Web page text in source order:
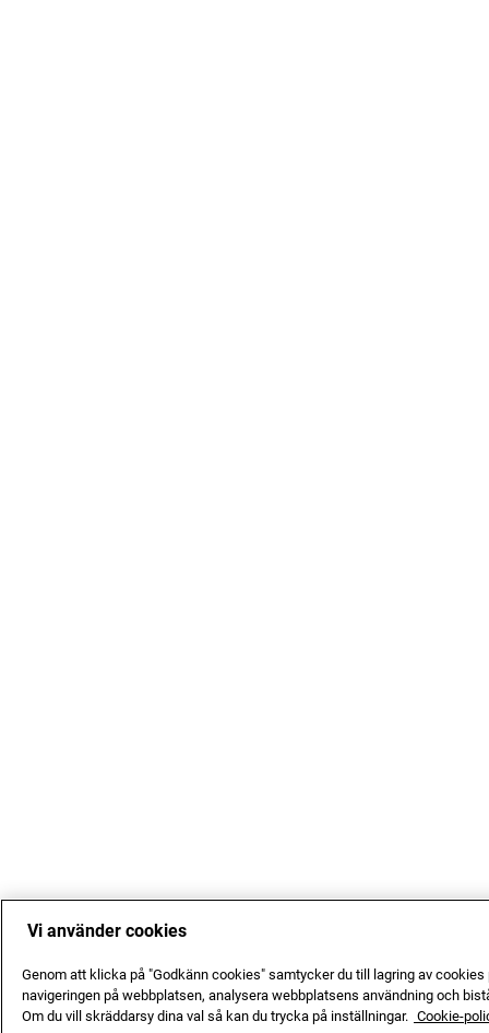
Vi använder cookies
Genom att klicka på "Godkänn cookies" samtycker du till lagring av
navigeringen på webbplatsen, analysera webbplatsens användning och
Om du vill skräddarsy dina val så kan du trycka på inställningar. Cookie-